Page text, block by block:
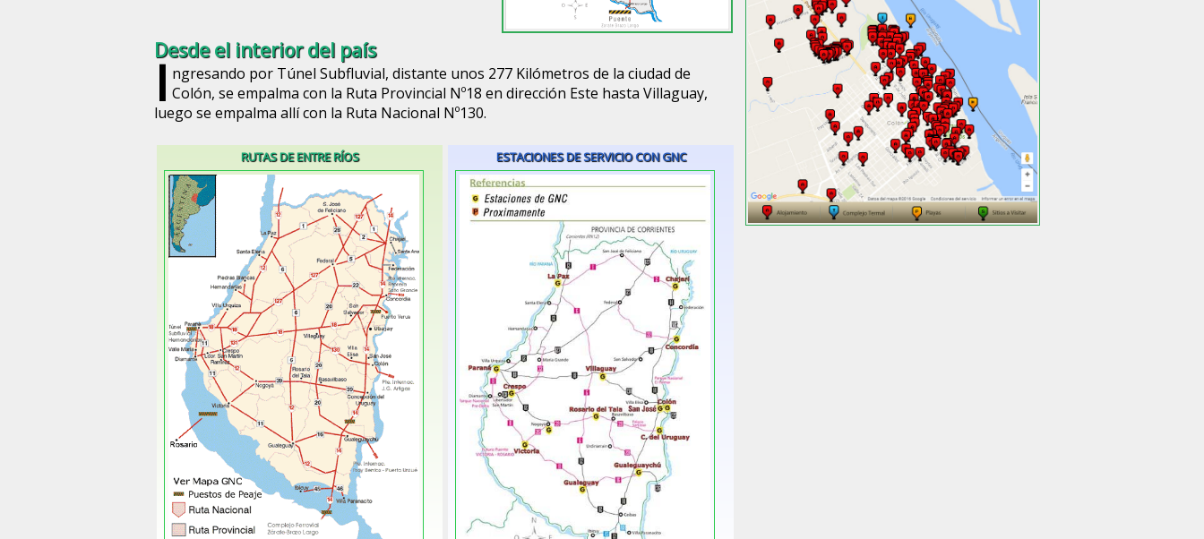
Desde el interior del país
I ngresando por Túnel Subfluvial, distante unos 277 Kilómetros de la ciudad de
Colón, se empalma con la Ruta Provincial Nº18 en dirección Este hasta Villaguay,
luego se empalma allí con la Ruta Nacional Nº130.
RUTAS DE ENTRE RÍOS ESTACIONES DE SERVICIO CON GNC